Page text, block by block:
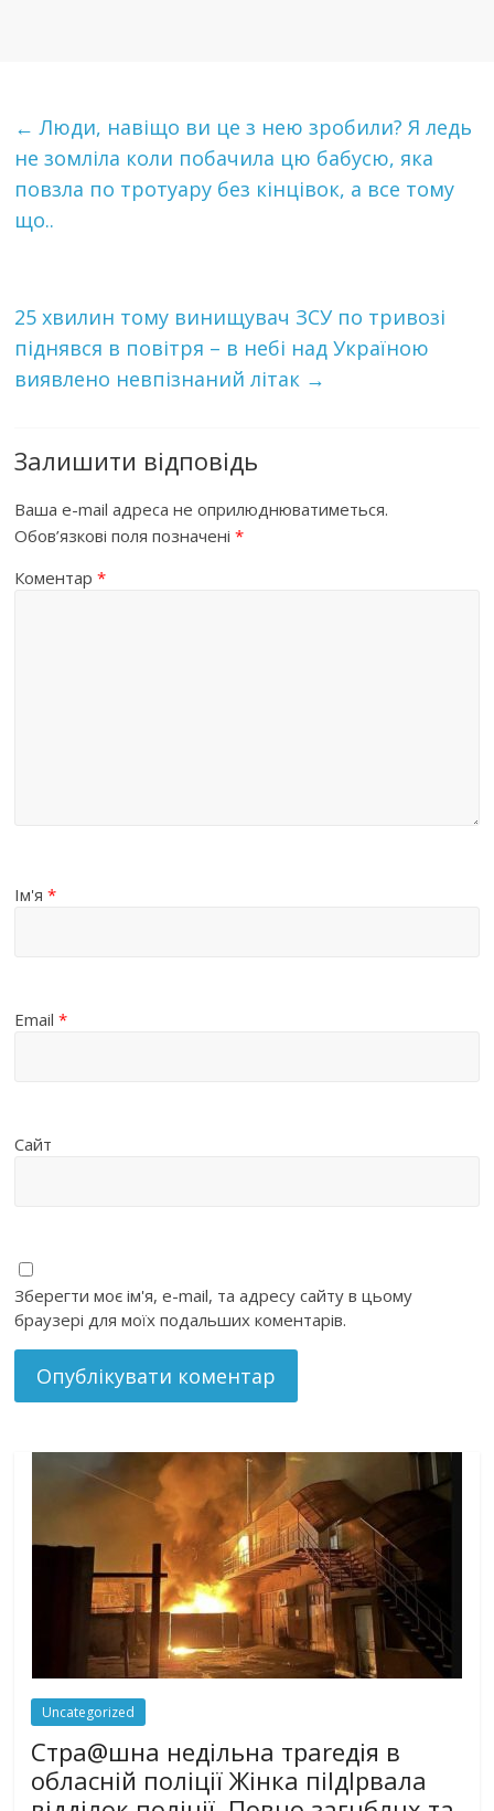
← Люди, навіщо ви це з нею зробили? Я ледь
не зомліла коли побачила цю бабусю, яка
повзла по тротуару без кінцівок, а все тому
що..
25 хвилин тому винищувач ЗСУ по тривозі
піднявся в повітря – в небі над Україною
виявлено невпізнаний літак →
Залишити відповідь
Ваша e-mail адреса не оприлюднюватиметься.
Обов’язкові поля позначені*
Коментар*
Ім'я*
Email*
Сайт
Зберегти моє ім'я, e-mail, та адресу сайту в цьому
браузері для моїх подальших коментарів.
Uncategorized
Стра@шна недільна траrедія в
обласній поліції Жінка піlдlрвала